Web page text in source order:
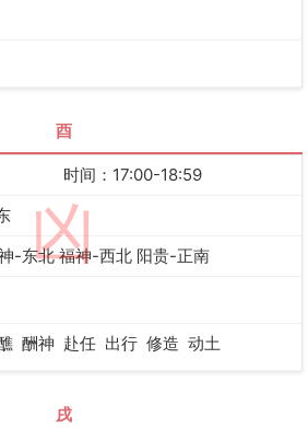
酉
凶
时间：17:00-18:59
-东北 福神-西北 阳贵-正南
酬神 赴任 出行 修造 动土
戌